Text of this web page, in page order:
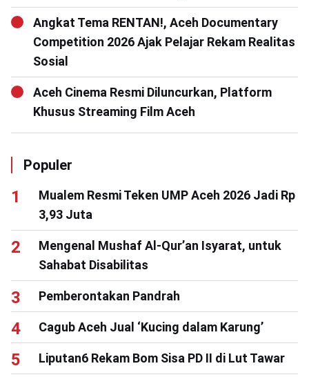
Angkat Tema RENTAN!, Aceh Documentary
Competition 2026 Ajak Pelajar Rekam Realitas
Sosial
Aceh Cinema Resmi Diluncurkan, Platform
Khusus Streaming Film Aceh
Populer
Mualem Resmi Teken UMP Aceh 2026 Jadi Rp
3,93 Juta
Mengenal Mushaf Al-Qur’an Isyarat, untuk
Sahabat Disabilitas
Pemberontakan Pandrah
Cagub Aceh Jual ‘Kucing dalam Karung’
Liputan6 Rekam Bom Sisa PD II di Lut Tawar